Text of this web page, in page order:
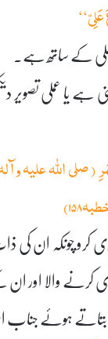
کے ساتھ ہے۔
یا عملی تصویر
صلى الله عليه
کرو چونکہ
والا اور ان
ہوئے جناب